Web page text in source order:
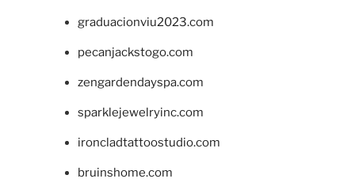
graduacionviu2023.com
pecanjackstogo.com
zengardendayspa.com
sparklejewelryinc.com
ironcladtattoostudio.com
bruinshome.com